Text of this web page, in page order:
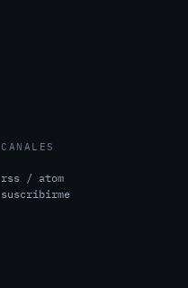
CANALES
rss / atom
suscribirme